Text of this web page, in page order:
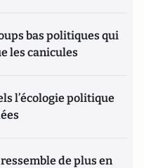
bas politiques qui
les canicules
l’écologie politique
de plus en